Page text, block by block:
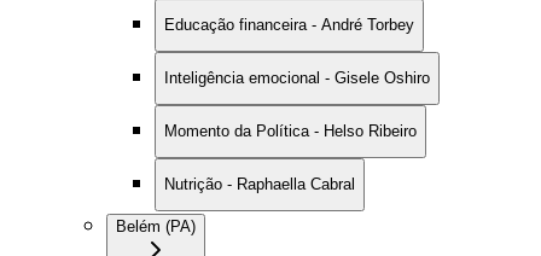
Educação financeira - André Torbey
Inteligência emocional - Gisele Oshiro
Momento da Política - Helso Ribeiro
Nutrição - Raphaella Cabral
Belém (PA)